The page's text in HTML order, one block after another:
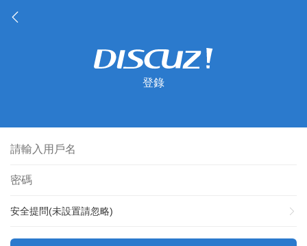
登錄
安全提問(未設置請忽略)